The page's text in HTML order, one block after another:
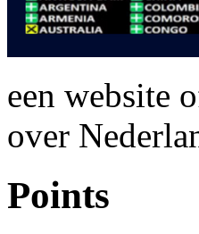
een website
over
Points